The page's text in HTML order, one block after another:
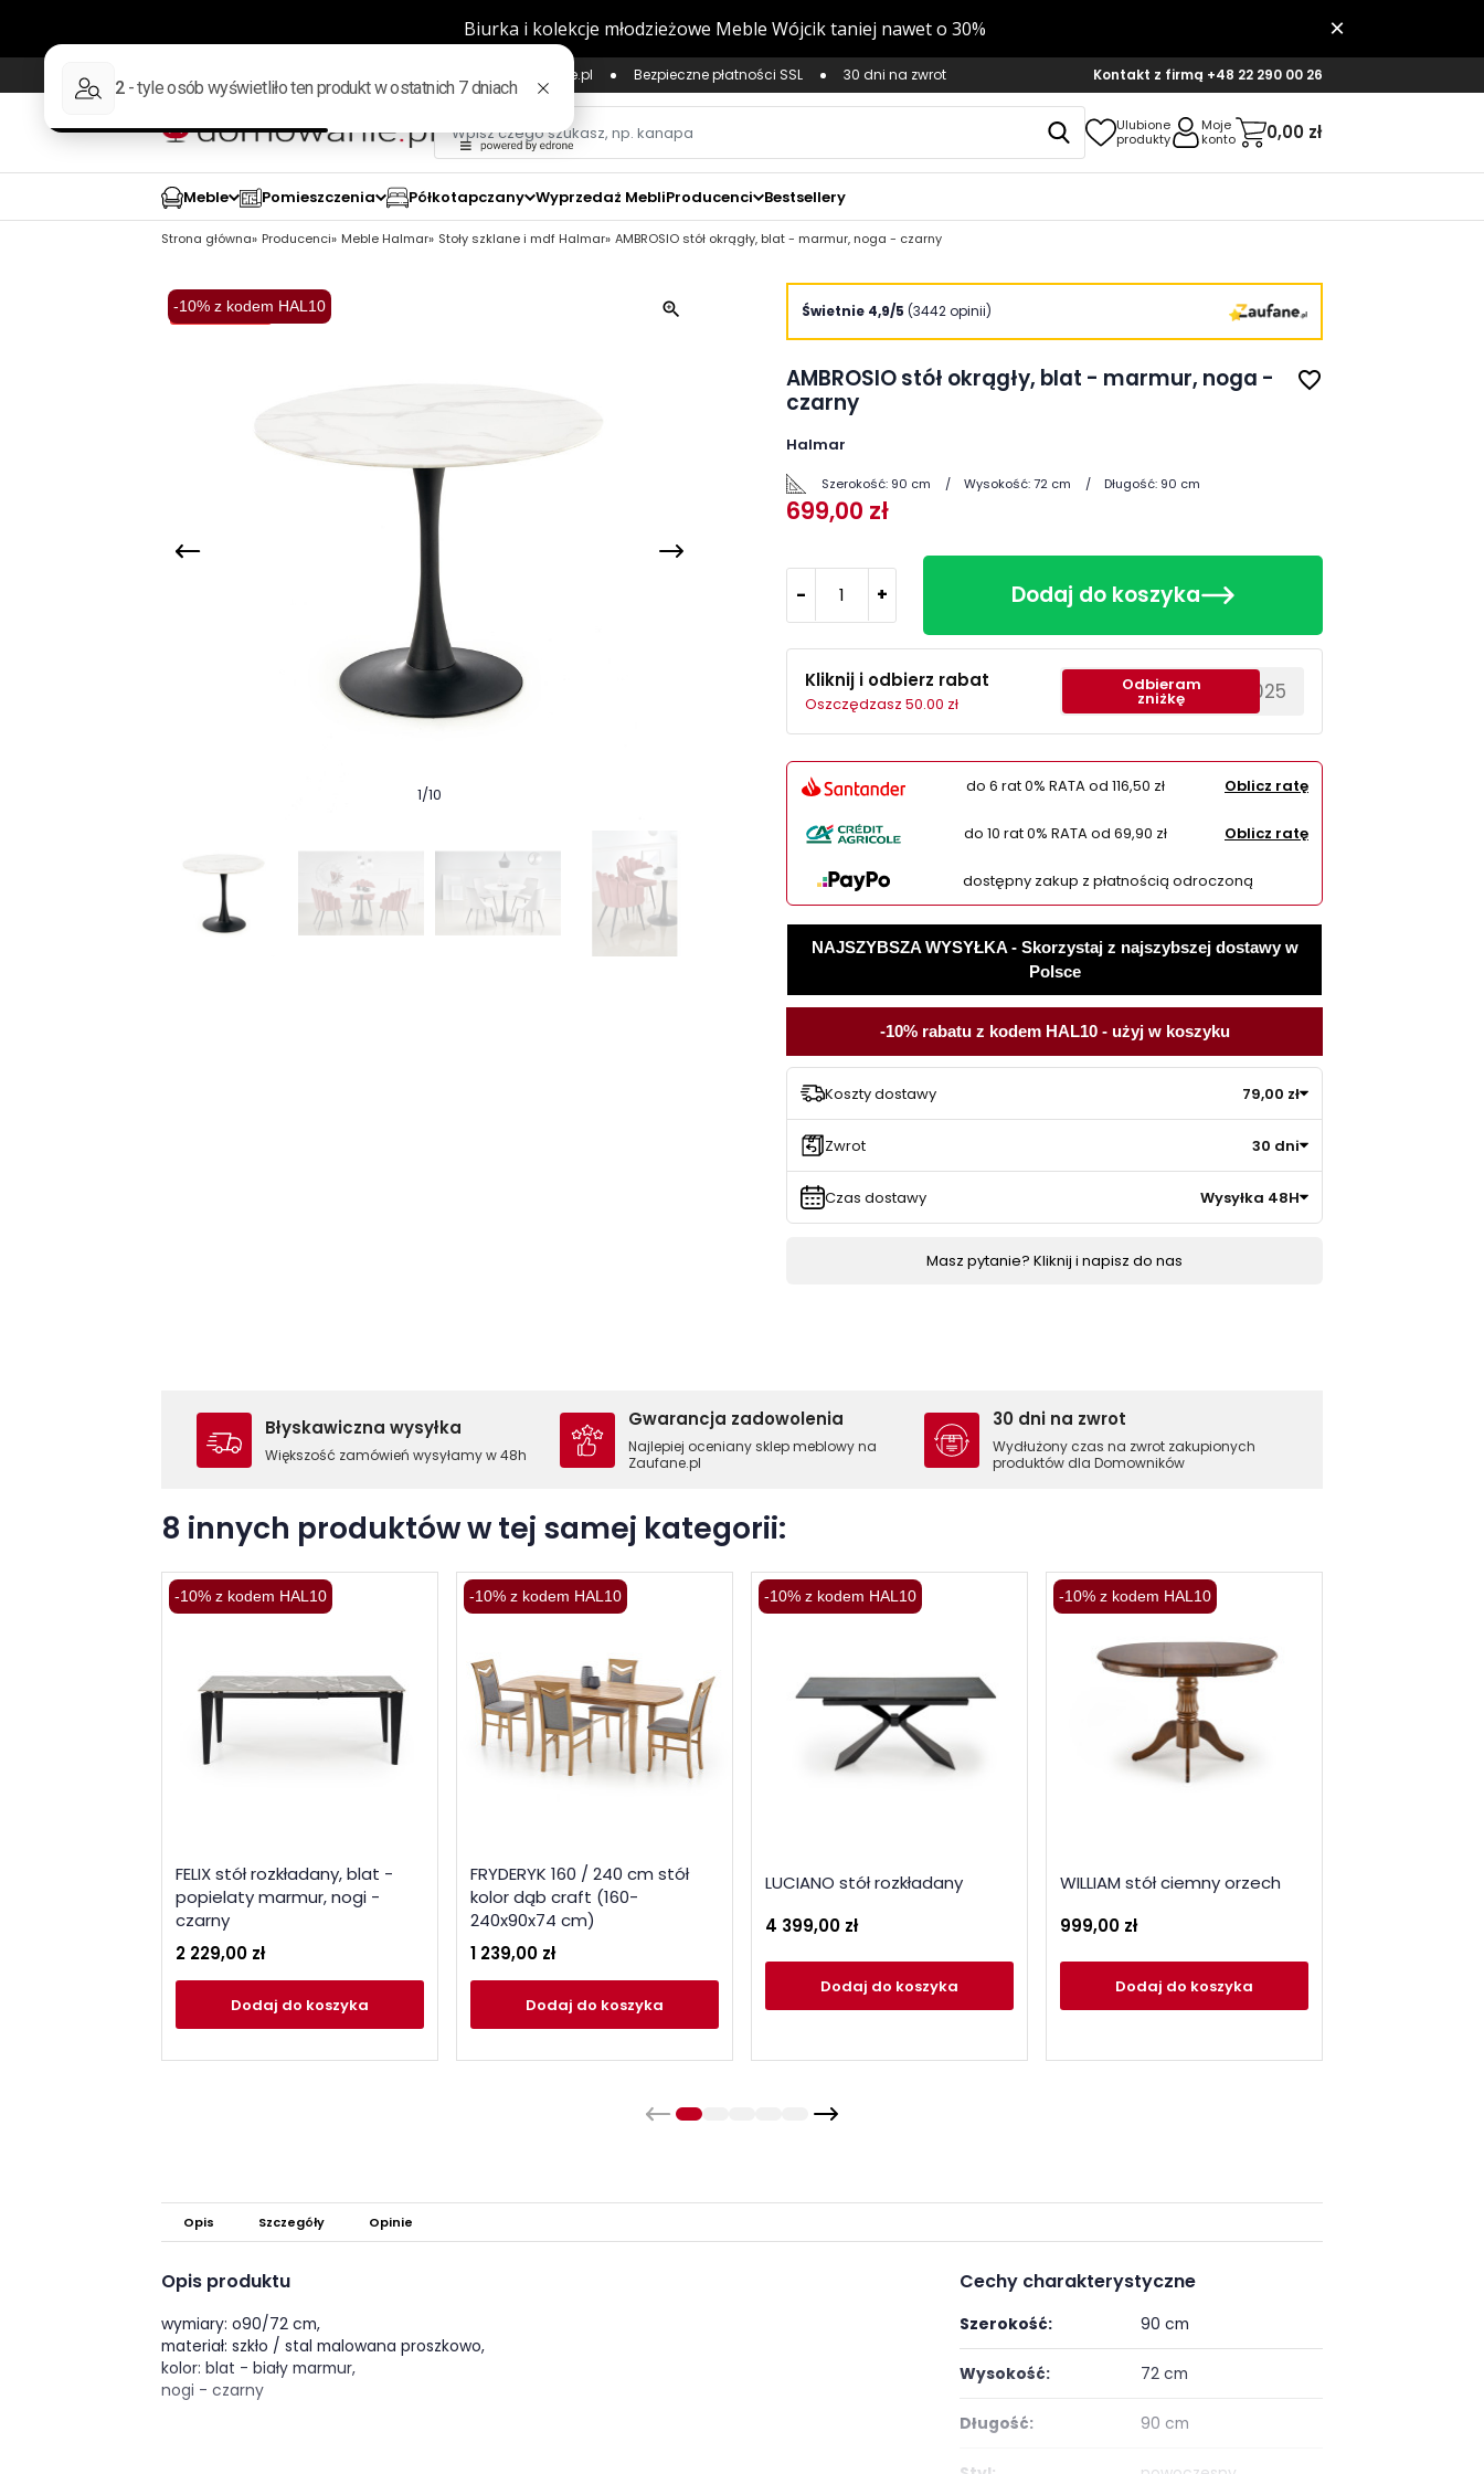
98% pozytywnych opinii według Zaufane.pl Bezpieczne płatności SSL 30 dni na zwrot Kontakt z firmą +48 22 290 00 26
Ulubione
produkty
Moje
konto
0,00 zł
Meble Pomieszczenia Półkotapczany Wyprzedaż MebliProducenci Bestsellery
Strona główna Producenci Meble Halmar Stoły szklane i mdf Halmar AMBROSIO stół okrągły, blat - marmur, noga - czarny
-10% z kodem HAL10
Wysyłka 48H
1/10
zoom_in Świetnie 4,9/5 (3442 opinii)
AMBROSIO stół okrągły, blat - marmur, noga -
czarny
favorite_border
Halmar
Szerokość: 90 cm Wysokość:72 cm Długość: 90 cm
699,00 zł
- + Dodaj do koszyka
Kliknij i odbierz rabat
Oszczędzasz 50.00 zł ********EWS2025
Odbieram
zniżkę
do 6 rat 0% RATA od 116,50 zł Oblicz ratę
do 10 rat 0% RATA od 69,90 zł Oblicz ratę
dostępny zakup z płatnością odroczoną
NAJSZYBSZA WYSYŁKA - Skorzystaj z najszybszej dostawy w
Polsce
-10% rabatu z kodem HAL10 - użyj w koszyku
Koszty dostawy 79,00 zł
Zwrot 30 dni
Czas dostawy Wysyłka 48H
Masz pytanie? Kliknij i napisz do nas
Błyskawiczna wysyłka
Większość zamówień wysyłamy w 48h
Gwarancja zadowolenia
Najlepiej oceniany sklep meblowy na
Zaufane.pl
30 dni na zwrot
Wydłużony czas na zwrot zakupionych
produktów dla Domowników
8 innych produktów w tej samej kategorii:
-10% z kodem HAL10
FELIX stół rozkładany, blat -
popielaty marmur, nogi -
czarny
2 229,00 zł
Dodaj do koszyka
-10% z kodem HAL10
FRYDERYK 160 / 240 cm stół
kolor dąb craft (160-
240x90x74 cm)
1 239,00 zł
Dodaj do koszyka
-10% z kodem HAL10
LUCIANO stół rozkładany
4 399,00 zł
Dodaj do koszyka
-10% z kodem HAL10
WILLIAM stół ciemny orzech
999,00 zł
Dodaj do koszyka
Opis Szczegóły Opinie
Opis produktu
wymiary: o90/72 cm,
materiał: szkło / stal malowana proszkowo,
kolor: blat - biały marmur,
nogi - czarny
Cechy charakterystyczne
Szerokość: 90 cm
Wysokość: 72 cm
Długość: 90 cm